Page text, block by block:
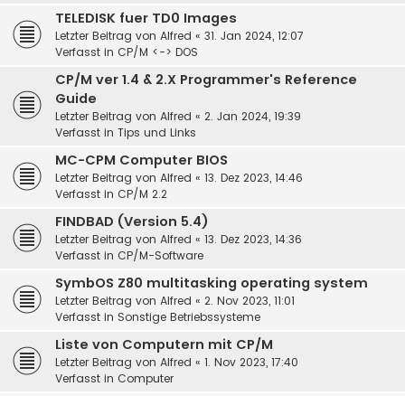
TELEDISK fuer TD0 Images
Letzter Beitrag von Alfred « 31. Jan 2024, 12:07
Verfasst in CP/M <-> DOS
CP/M ver 1.4 & 2.X Programmer's Reference
Guide
Letzter Beitrag von Alfred « 2. Jan 2024, 19:39
Verfasst in Tips und Links
MC-CPM Computer BIOS
Letzter Beitrag von Alfred « 13. Dez 2023, 14:46
Verfasst in CP/M 2.2
FINDBAD (Version 5.4)
Letzter Beitrag von Alfred « 13. Dez 2023, 14:36
Verfasst in CP/M-Software
SymbOS Z80 multitasking operating system
Letzter Beitrag von Alfred « 2. Nov 2023, 11:01
Verfasst in Sonstige Betriebssysteme
Liste von Computern mit CP/M
Letzter Beitrag von Alfred « 1. Nov 2023, 17:40
Verfasst in Computer